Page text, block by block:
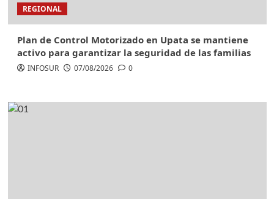
REGIONAL
Plan de Control Motorizado en Upata se mantiene
activo para garantizar la seguridad de las familias
INFOSUR 07/08/2026 0